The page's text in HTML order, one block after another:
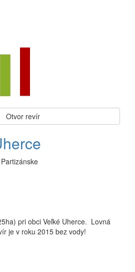
Otvor revír
pri obci Veľké Uherce. Lovná
je v roku 2015 bez vody!